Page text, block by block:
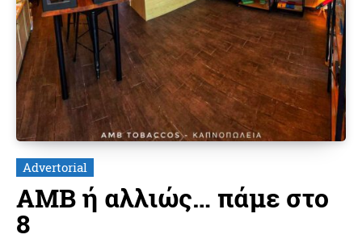
Advertorial
AMB ή αλλιώς… πάμε στο
8